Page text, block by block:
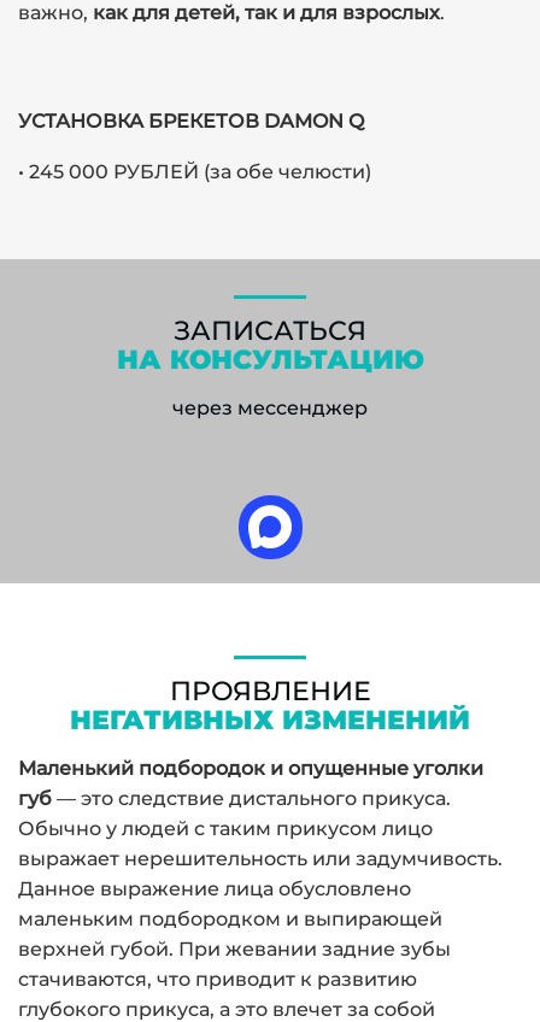
важно, как для детей, так и для взрослых.
УСТАНОВКА БРЕКЕТОВ DAMON Q
• 245 000 РУБЛЕЙ (за обе челюсти)
ЗАПИСАТЬСЯ
НА КОНСУЛЬТАЦИЮ
через мессенджер
ПРОЯВЛЕНИЕ
НЕГАТИВНЫХ ИЗМЕНЕНИЙ
Маленький подбородок и опущенные уголки
губ — это следствие дистального прикуса.
Обычно у людей с таким прикусом лицо
выражает нерешительность или задумчивость.
Данное выражение лица обусловлено
маленьким подбородком и выпирающей
верхней губой. При жевании задние зубы
стачиваются, что приводит к развитию
глубокого прикуса, а это влечет за собой